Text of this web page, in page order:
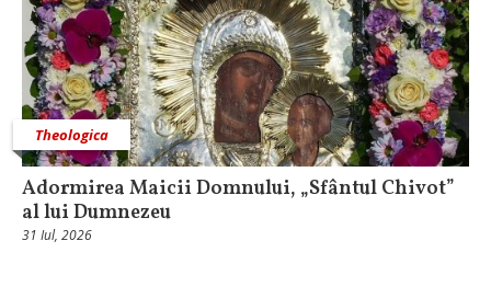
Theologica
Adormirea Maicii Domnului, „Sfântul Chivot”
al lui Dumnezeu
31 Iul, 2026